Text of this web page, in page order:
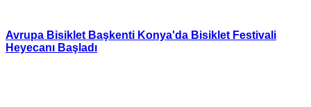
Avrupa Bisiklet Başkenti Konya'da Bisiklet Festivali
Heyecanı Başladı